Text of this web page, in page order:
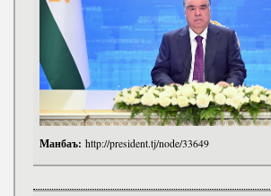
Манбаъ: http://president.tj/node/33649